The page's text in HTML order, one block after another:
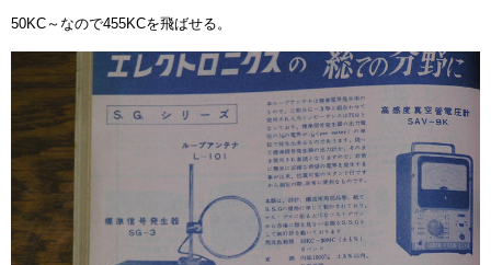
50KC～なので455KCを飛ばせる。